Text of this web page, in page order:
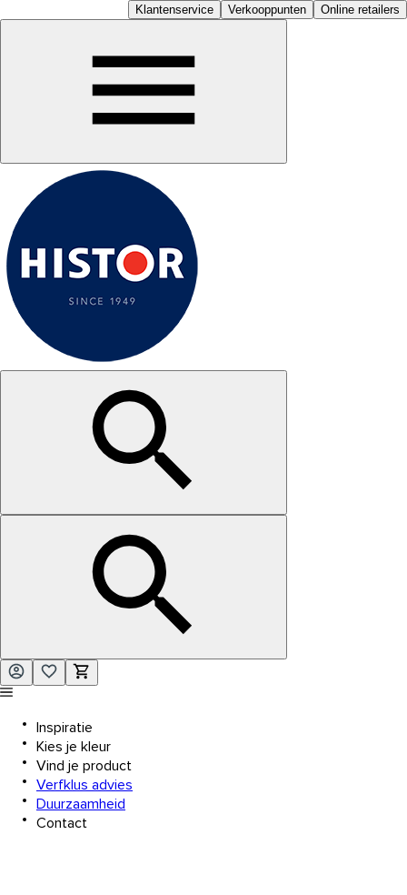
Klantenservice Verkooppunten Online retailers
Inspiratie
Kies je kleur
Vind je product
Verfklus advies
Duurzaamheid
Contact